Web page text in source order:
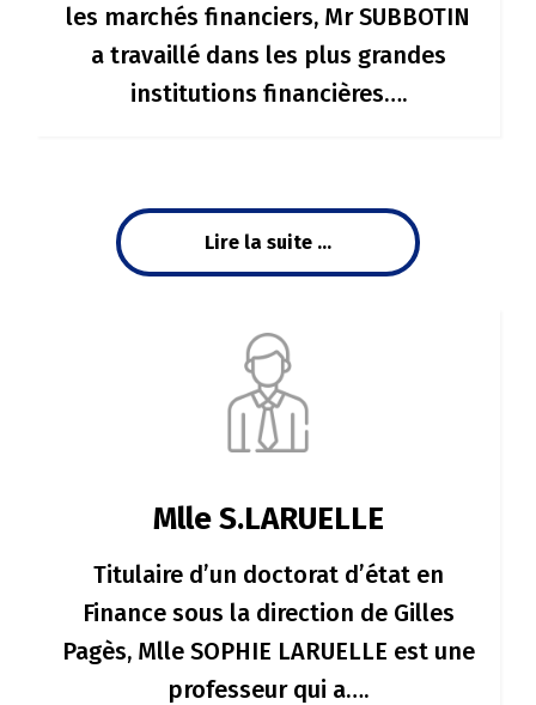
les marchés financiers, Mr SUBBOTIN
a travaillé dans les plus grandes
institutions financières….
Lire la suite ...
Mlle S.LARUELLE
Titulaire d’un doctorat d’état en
Finance sous la direction de Gilles
Pagès, Mlle SOPHIE LARUELLE est une
professeur qui a….